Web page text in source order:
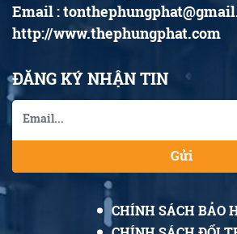
Email :
http://www.thephungphat.com
ĐĂNG KÝ NHẬN TIN
Gửi
CHÍNH SÁCH BẢO